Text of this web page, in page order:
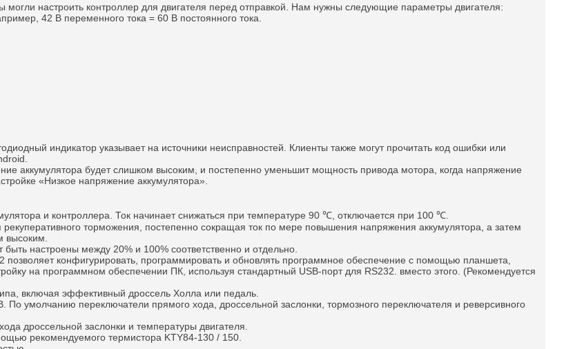
настроить контроллер для двигателя перед отправкой. Нам нужны следующие параметры двигателя:
42 В переменного тока = 60 В постоянного тока.
индикатор указывает на источники неисправностей. Клиенты также могут прочитать код ошибки или
аккумулятора будет слишком высоким, и постепенно уменьшит мощность привода мотора, когда напряжение
«Низкое напряжение аккумулятора».
и контроллера. Ток начинает снижаться при температуре 90 ℃, отключается при 100 ℃.
торможения, постепенно сокращая ток по мере повышения напряжения аккумулятора, а затем
высоким.
настроены между 20% и 100% соответственно и отдельно.
конфигурировать, программировать и обновлять программное обеспечение с помощью планшета,
на программном обеспечении ПК, используя стандартный USB-порт для RS232. вместо этого. (Рекомендуется
включая эффективный дроссель Холла или педаль.
По умолчанию переключатели прямого хода, дроссельной заслонки, тормозного переключателя и реверсивного
дроссельной заслонки и температуры двигателя.
рекомендуемого термистора KTY84-130 / 150.